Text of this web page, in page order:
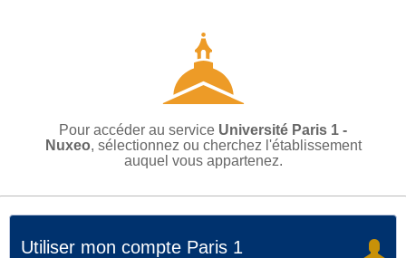
Pour accéder au service Université Paris 1 -
Nuxeo, sélectionnez ou cherchez l'établissement
auquel vous appartenez.
Utiliser mon compte Paris 1